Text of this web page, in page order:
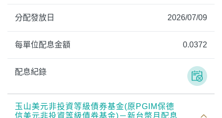
PGIM系列基金 168循環投資
定期(不)定額 高成長基金 月配息
分配發放日 2026/07/09
每單位配息金額 0.0372
配息紀錄
玉山美元非投資等級債券基金(原PGIM保德
信美元非投資等級債券基金)－新台幣月配息